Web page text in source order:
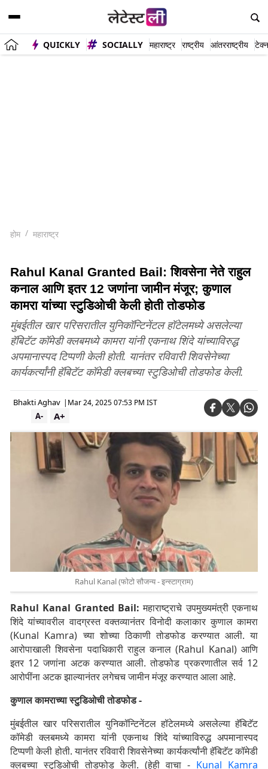
QUICKLY SOCIALLY महाराष्ट्र राष्ट्रीय आंतरराष्ट्रीय
होम महाराष्ट्र
Rahul Kanal Granted Bail: शिवसेना नेते राहुल
कनाल आणि इतर 12 जणांना जामीन मंजूर; कुणाल
कामरा यांच्या स्टुडिओची केली होती तोडफोड
मुंबईतील खार परिसरातील युनिकॉन्टिनेंटल हॉटेलमध्ये असलेल्या
हॅबिटॅट कॉमेडी क्लबमध्ये कामरा यांनी एकनाथ शिंदे यांच्याविरुद्ध
अपमानास्पद टिप्पणी केली होती. यानंतर रविवारी शिवसेनेच्या
कार्यकर्त्यांनी हॅबिटॅट कॉमेडी क्लबच्या स्टुडिओची तोडफोड केली.
Bhakti Aghav | Mar 24, 2025 07:53 PM IST
A+
A-
Rahul Kanal (फोटो सौजन्य - इन्स्टाग्राम)
Rahul Kanal Granted Bail: महाराष्ट्राचे उपमुख्यमंत्री एकनाथ
शिंदे यांच्यावरील वादग्रस्त वक्तव्यानंतर विनोदी कलाकार कुणाल कामरा
(Kunal Kamra) च्या शोच्या ठिकाणी तोडफोड करण्यात आली. या
आरोपाखाली शिवसेना पदाधिकारी राहुल कनाल (Rahul Kanal) आणि
इतर 12 जणांना अटक करण्यात आली. तोडफोड प्रकरणातील सर्व 12
आरोपींना अटक झाल्यानंतर लगेचच जामीन मंजूर करण्यात आला आहे.
कुणाल कामराच्या स्टुडिओची तोडफोड -
मुंबईतील खार परिसरातील युनिकॉन्टिनेंटल हॉटेलमध्ये असलेल्या हॅबिटॅट
कॉमेडी क्लबमध्ये कामरा यांनी एकनाथ शिंदे यांच्याविरुद्ध अपमानास्पद
टिप्पणी केली होती. यानंतर रविवारी शिवसेनेच्या कार्यकर्त्यांनी हॅबिटॅट कॉमेडी
क्लबच्या स्टुडिओची तोडफोड केली. (हेही वाचा - Kunal Kamra